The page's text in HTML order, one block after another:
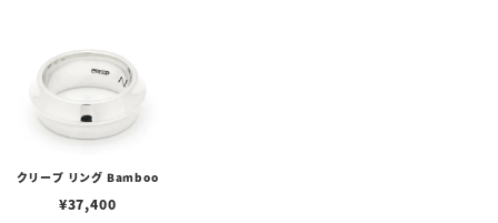
クリープ リング Bamboo
¥37,400